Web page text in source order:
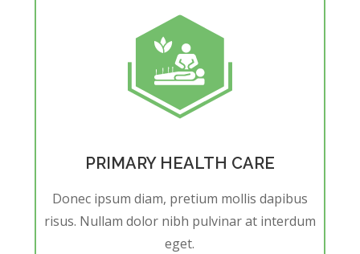
PRIMARY HEALTH CARE
Donec ipsum diam, pretium mollis dapibus
risus. Nullam dolor nibh pulvinar at interdum
eget.